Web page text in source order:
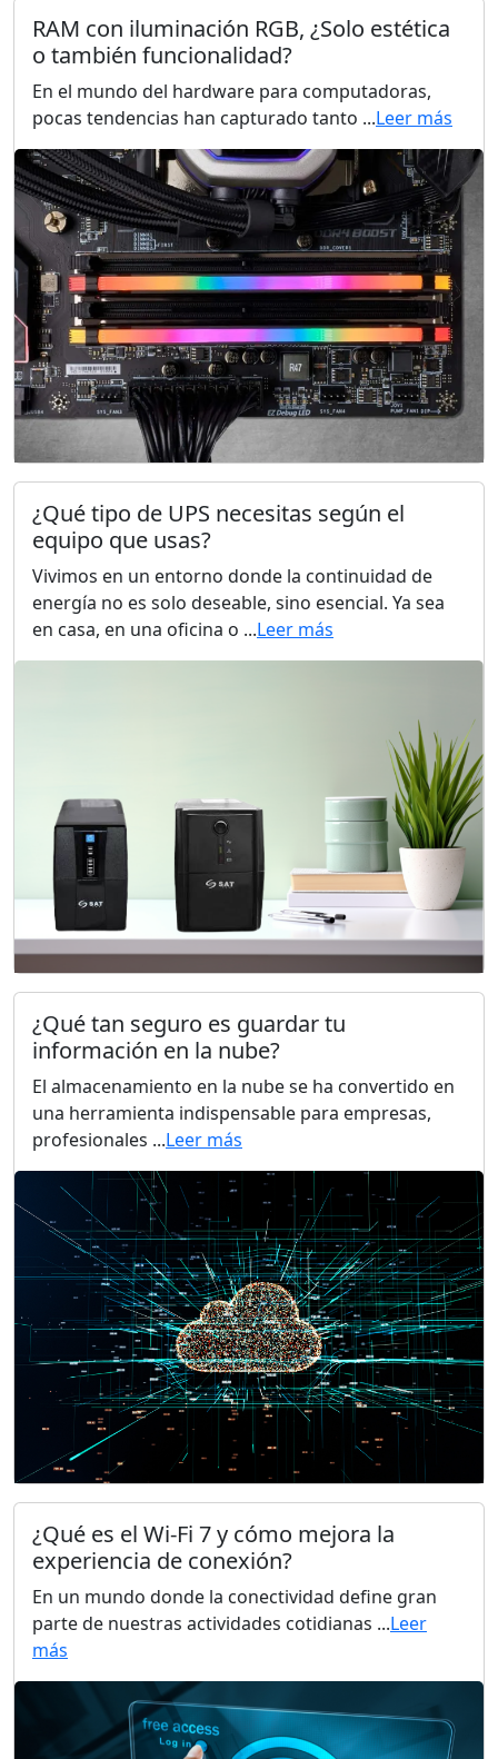
RAM con iluminación RGB, ¿Solo estética
o también funcionalidad?
En el mundo del hardware para computadoras,
pocas tendencias han capturado tanto ...Leer más
¿Qué tipo de UPS necesitas según el
equipo que usas?
Vivimos en un entorno donde la continuidad de
energía no es solo deseable, sino esencial. Ya sea
en casa, en una oficina o ...Leer más
¿Qué tan seguro es guardar tu
información en la nube?
El almacenamiento en la nube se ha convertido en
una herramienta indispensable para empresas,
profesionales ...Leer más
¿Qué es el Wi-Fi 7 y cómo mejora la
experiencia de conexión?
En un mundo donde la conectividad define gran
parte de nuestras actividades cotidianas ...Leer
más